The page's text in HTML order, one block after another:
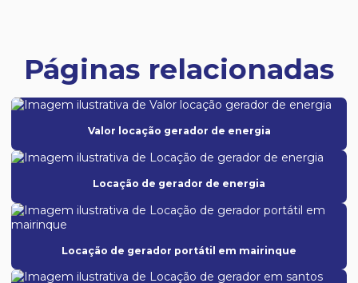
Páginas relacionadas
Valor locação gerador de energia
Locação de gerador de energia
Locação de gerador portátil em mairinque